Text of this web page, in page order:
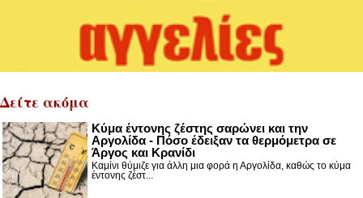
Δείτε ακόμα
Κύμα έντονης ζέστης σαρώνει και την
Αργολίδα - Πόσο έδειξαν τα θερμόμετρα σε
Άργος και Κρανίδι
Καμίνι θύμιζε για άλλη μια φορά η Αργολίδα, καθώς το κύμα
έντονης ζέστ...